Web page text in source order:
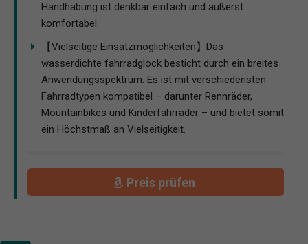
Handhabung ist denkbar einfach und äußerst
komfortabel.
【Vielseitige Einsatzmöglichkeiten】Das
wasserdichte fahrradglock besticht durch ein breites
Anwendungsspektrum. Es ist mit verschiedensten
Fahrradtypen kompatibel – darunter Rennräder,
Mountainbikes und Kinderfahrräder – und bietet somit
ein Höchstmaß an Vielseitigkeit.
Preis prüfen